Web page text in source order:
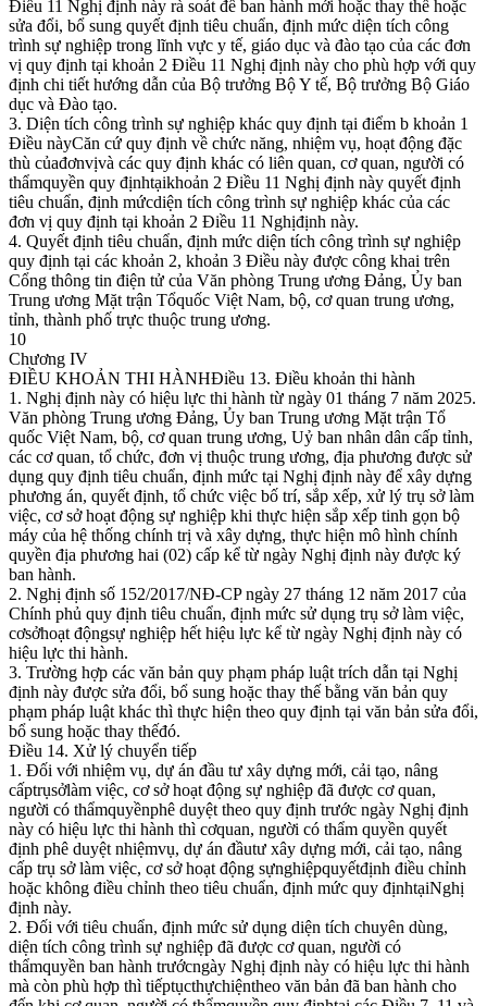
Điều 11 Nghị định này rà soát để ban hành mới hoặc thay thế hoặc
sửa đổi, bổ sung quyết định tiêu chuẩn, định mức diện tích công
trình sự nghiệp trong lĩnh vực y tế, giáo dục và đào tạo của các đơn
vị quy định tại khoản 2 Điều 11 Nghị định này cho phù hợp với quy
định chi tiết hướng dẫn của Bộ trưởng Bộ Y tế, Bộ trưởng Bộ Giáo
dục và Đào tạo.
3. Diện tích công trình sự nghiệp khác quy định tại điểm b khoản 1
Điều nàyCăn cứ quy định về chức năng, nhiệm vụ, hoạt động đặc
thù củađơnvịvà các quy định khác có liên quan, cơ quan, người có
thẩmquyền quy địnhtạikhoản 2 Điều 11 Nghị định này quyết định
tiêu chuẩn, định mứcdiện tích công trình sự nghiệp khác của các
đơn vị quy định tại khoản 2 Điều 11 Nghịđịnh này.
4. Quyết định tiêu chuẩn, định mức diện tích công trình sự nghiệp
quy định tại các khoản 2, khoản 3 Điều này được công khai trên
Cổng thông tin điện tử của Văn phòng Trung ương Đảng, Ủy ban
Trung ương Mặt trận Tổquốc Việt Nam, bộ, cơ quan trung ương,
tỉnh, thành phố trực thuộc trung ương.
10
Chương IV
ĐIỀU KHOẢN THI HÀNHĐiều 13. Điều khoản thi hành
1. Nghị định này có hiệu lực thi hành từ ngày 01 tháng 7 năm 2025.
Văn phòng Trung ương Đảng, Ủy ban Trung ương Mặt trận Tổ
quốc Việt Nam, bộ, cơ quan trung ương, Uỷ ban nhân dân cấp tỉnh,
các cơ quan, tổ chức, đơn vị thuộc trung ương, địa phương được sử
dụng quy định tiêu chuẩn, định mức tại Nghị định này để xây dựng
phương án, quyết định, tổ chức việc bố trí, sắp xếp, xử lý trụ sở làm
việc, cơ sở hoạt động sự nghiệp khi thực hiện sắp xếp tinh gọn bộ
máy của hệ thống chính trị và xây dựng, thực hiện mô hình chính
quyền địa phương hai (02) cấp kể từ ngày Nghị định này được ký
ban hành.
2. Nghị định số 152/2017/NĐ-CP ngày 27 tháng 12 năm 2017 của
Chính phủ quy định tiêu chuẩn, định mức sử dụng trụ sở làm việc,
cơsởhoạt độngsự nghiệp hết hiệu lực kể từ ngày Nghị định này có
hiệu lực thi hành.
3. Trường hợp các văn bản quy phạm pháp luật trích dẫn tại Nghị
định này được sửa đổi, bổ sung hoặc thay thế bằng văn bản quy
phạm pháp luật khác thì thực hiện theo quy định tại văn bản sửa đổi,
bổ sung hoặc thay thếđó.
Điều 14. Xử lý chuyển tiếp
1. Đối với nhiệm vụ, dự án đầu tư xây dựng mới, cải tạo, nâng
cấptrụsởlàm việc, cơ sở hoạt động sự nghiệp đã được cơ quan,
người có thẩmquyềnphê duyệt theo quy định trước ngày Nghị định
này có hiệu lực thi hành thì cơquan, người có thẩm quyền quyết
định phê duyệt nhiệmvụ, dự án đầutư xây dựng mới, cải tạo, nâng
cấp trụ sở làm việc, cơ sở hoạt động sựnghiệpquyếtđịnh điều chỉnh
hoặc không điều chỉnh theo tiêu chuẩn, định mức quy địnhtạiNghị
định này.
2. Đối với tiêu chuẩn, định mức sử dụng diện tích chuyên dùng,
diện tích công trình sự nghiệp đã được cơ quan, người có
thẩmquyền ban hành trướcngày Nghị định này có hiệu lực thi hành
mà còn phù hợp thì tiếptụcthựchiệntheo văn bản đã ban hành cho